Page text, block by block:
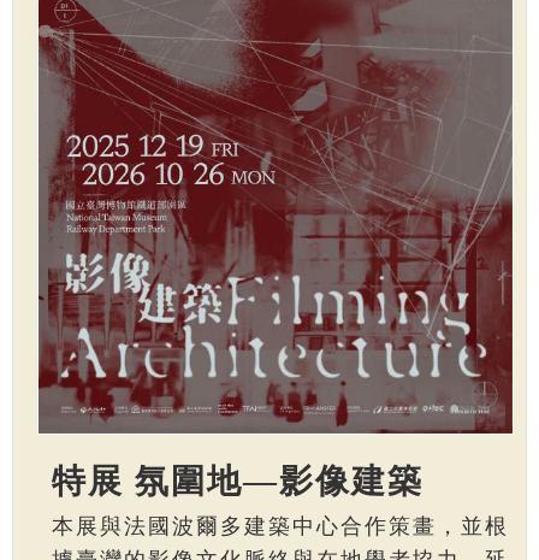
特展 氛圍地—影像建築
本展與法國波爾多建築中心合作策畫，並根